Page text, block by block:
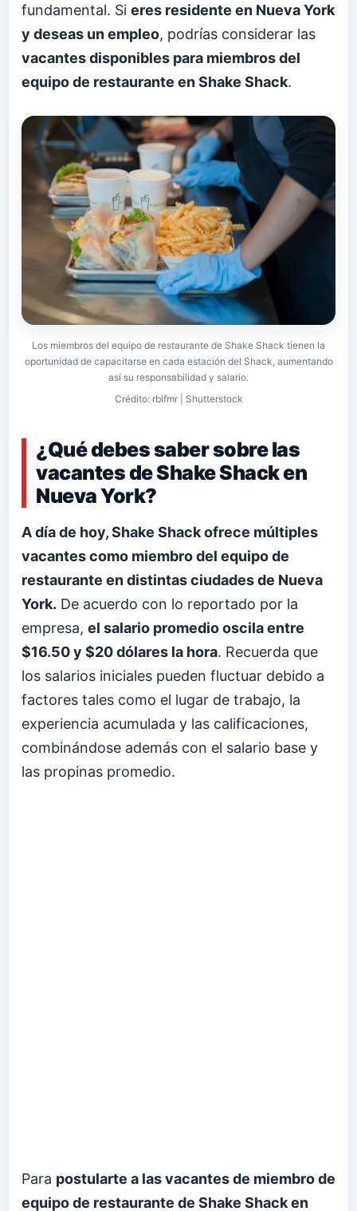
fundamental. Si eres residente en Nueva York
y deseas un empleo, podrías considerar las
vacantes disponibles para miembros del
equipo de restaurante en Shake Shack.
Los miembros del equipo de restaurante de Shake Shack tienen la
oportunidad de capacitarse en cada estación del Shack, aumentando
así su responsabilidad y salario.
Crédito: rblfmr | Shutterstock
¿Qué debes saber sobre las
vacantes de Shake Shack en
Nueva York?
A día de hoy, Shake Shack ofrece múltiples
vacantes como miembro del equipo de
restaurante en distintas ciudades de Nueva
York. De acuerdo con lo reportado por la
empresa, el salario promedio oscila entre
$16.50 y $20 dólares la hora. Recuerda que
los salarios iniciales pueden fluctuar debido a
factores tales como el lugar de trabajo, la
experiencia acumulada y las calificaciones,
combinándose además con el salario base y
las propinas promedio.
Para postularte a las vacantes de miembro de
equipo de restaurante de Shake Shack en